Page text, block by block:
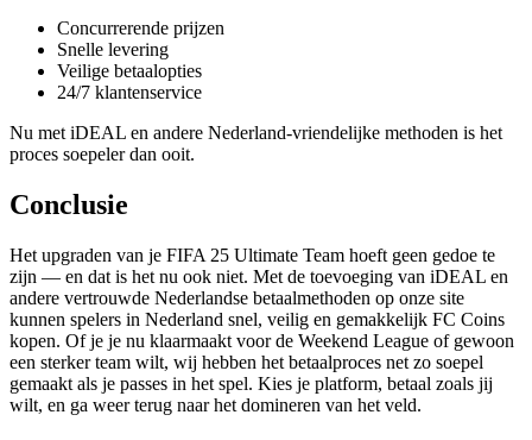
Concurrerende prijzen
Snelle levering
Veilige betaalopties
24/7 klantenservice
Nu met iDEAL en andere Nederland-vriendelijke methoden is het
proces soepeler dan ooit.
Conclusie
Het upgraden van je FIFA 25 Ultimate Team hoeft geen gedoe te
zijn — en dat is het nu ook niet. Met de toevoeging van iDEAL en
andere vertrouwde Nederlandse betaalmethoden op onze site
kunnen spelers in Nederland snel, veilig en gemakkelijk FC Coins
kopen. Of je je nu klaarmaakt voor de Weekend League of gewoon
een sterker team wilt, wij hebben het betaalproces net zo soepel
gemaakt als je passes in het spel. Kies je platform, betaal zoals jij
wilt, en ga weer terug naar het domineren van het veld.